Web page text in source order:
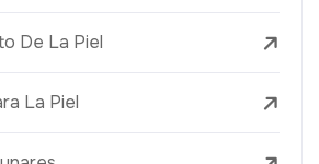
De La Piel
La Piel